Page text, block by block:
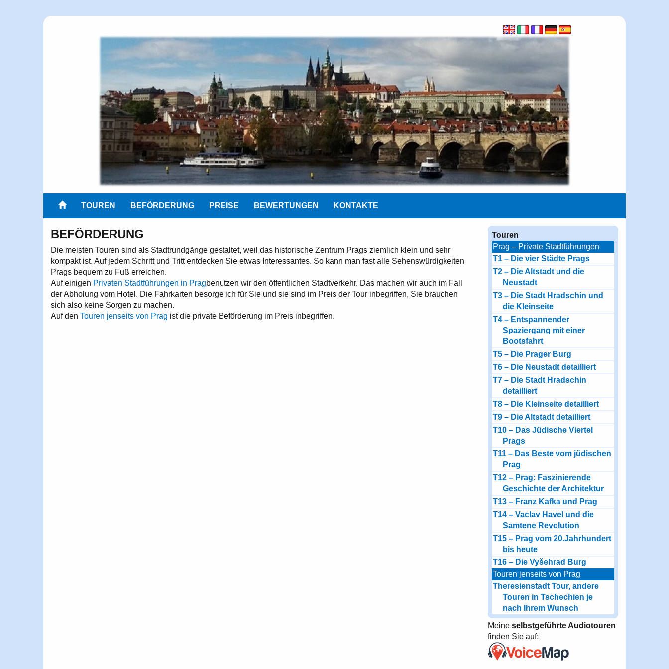
TOUREN BEFÖRDERUNG PREISE BEWERTUNGEN KONTAKTE
BEFÖRDERUNG
Die meisten Touren sind als Stadtrundgänge gestaltet, weil das historische Zentrum Prags ziemlich klein und sehr
kompakt ist. Auf jedem Schritt und Tritt entdecken Sie etwas Interessantes. So kann man fast alle Sehenswürdigkeiten
Prags bequem zu Fuß erreichen.
Auf einigen Privaten Stadtführungen in Pragbenutzen wir den öffentlichen Stadtverkehr. Das machen wir auch im Fall
der Abholung vom Hotel. Die Fahrkarten besorge ich für Sie und sie sind im Preis der Tour inbegriffen, Sie brauchen
sich also keine Sorgen zu machen.
Auf den Touren jenseits von Prag ist die private Beförderung im Preis inbegriffen.
Touren
Prag – Private Stadtführungen
T1 – Die vier Städte Prags
T2 – Die Altstadt und die
Neustadt
T3 – Die Stadt Hradschin und
die Kleinseite
T4 – Entspannender
Spaziergang mit einer
Bootsfahrt
T5 – Die Prager Burg
T6 – Die Neustadt detailliert
T7 – Die Stadt Hradschin
detailliert
T8 – Die Kleinseite detailliert
T9 – Die Altstadt detailliert
T10 – Das Jüdische Viertel
Prags
T11 – Das Beste vom jüdischen
Prag
T12 – Prag: Faszinierende
Geschichte der Architektur
T13 – Franz Kafka und Prag
T14 – Vaclav Havel und die
Samtene Revolution
T15 – Prag vom 20.Jahrhundert
bis heute
T16 – Die Vyšehrad Burg
Touren jenseits von Prag
Theresienstadt Tour, andere
Touren in Tschechien je
nach Ihrem Wunsch
Meine selbstgeführte Audiotouren
finden Sie auf: